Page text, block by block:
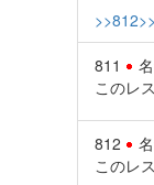
>>812
811
このレ
812
このレ